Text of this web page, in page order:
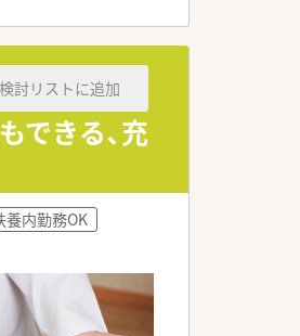
できる、充
検討リストに追加
養内勤務OK